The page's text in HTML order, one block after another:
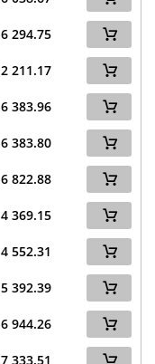
6 294.75
2 211.17
6 383.96
6 383.80
6 822.88
4 369.15
4 552.31
5 392.39
6 944.26
7 333.51